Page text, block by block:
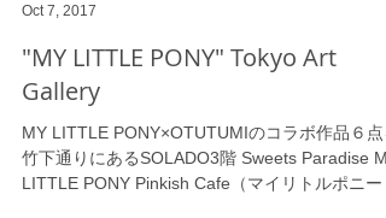
Oct 7, 2017
"MY LITTLE PONY" Tokyo Art
Gallery
MY LITTLE PONY×OTUTUMIのコラボ作品６点